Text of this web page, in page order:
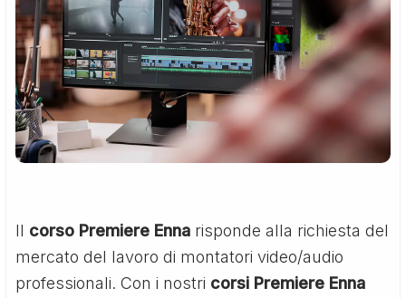
Il corso Premiere Enna risponde alla richiesta del
mercato del lavoro di montatori video/audio
professionali. Con i nostri corsi Premiere Enna